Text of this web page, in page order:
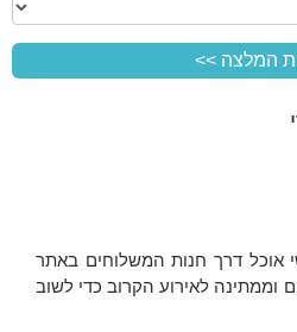
אוכל דרך חנות המשלוחים באתר
וממתינה לאירוע הקרוב כדי לשוב